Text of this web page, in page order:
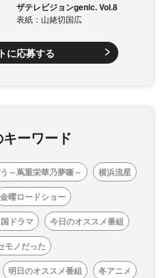
ザテレビジョンgenic. Vol.8
表紙：山姥切国広
に応募する
ーワード
～蔦重栄華乃夢噺～
横浜流星
金曜ロードショー
ドラマ
今日のオススメ番組
モノだった
明日のオススメ番組
冬アニメ